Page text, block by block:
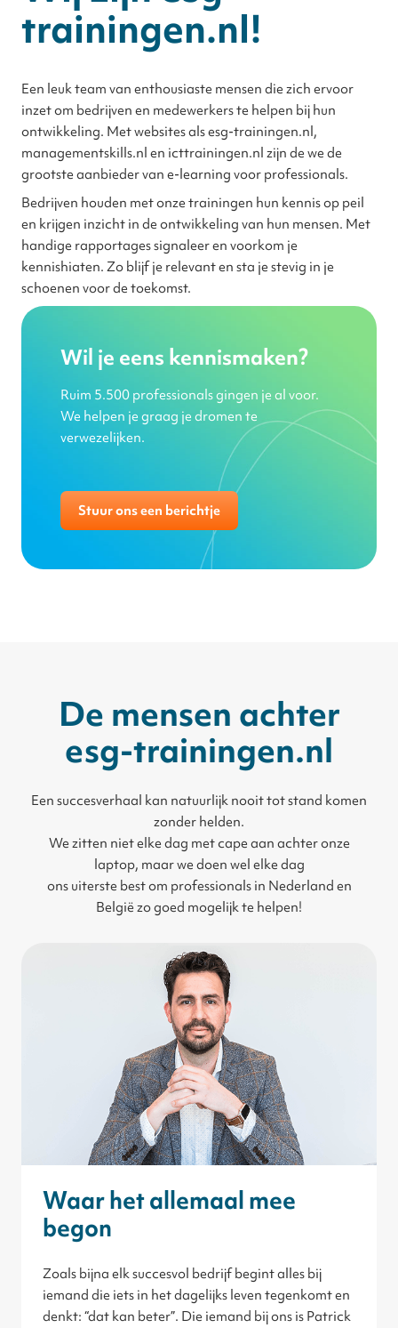
trainingen.nl!
Een leuk team van enthousiaste mensen die zich ervoor
inzet om bedrijven en medewerkers te helpen bij hun
ontwikkeling. Met websites als esg-trainingen.nl,
managementskills.nl en icttrainingen.nl zijn de we de
grootste aanbieder van e-learning voor professionals.
Bedrijven houden met onze trainingen hun kennis op peil
en krijgen inzicht in de ontwikkeling van hun mensen. Met
handige rapportages signaleer en voorkom je
kennishiaten. Zo blijf je relevant en sta je stevig in je
schoenen voor de toekomst.
Wil je eens kennismaken?
Ruim 5.500 professionals gingen je al voor.
We helpen je graag je dromen te
verwezelijken.
Stuur ons een berichtje
De mensen achter
esg-trainingen.nl
Een succesverhaal kan natuurlijk nooit tot stand komen
zonder helden.
We zitten niet elke dag met cape aan achter onze
laptop, maar we doen wel elke dag
ons uiterste best om professionals in Nederland en
België zo goed mogelijk te helpen!
Waar het allemaal mee
begon
Zoals bijna elk succesvol bedrijf begint alles bij
iemand die iets in het dagelijks leven tegenkomt en
denkt: “dat kan beter”. Die iemand bij ons is Patrick